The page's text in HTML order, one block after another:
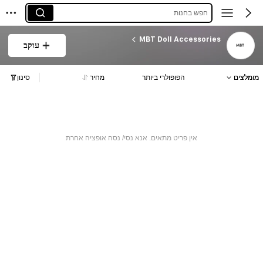
חפש בחנות
MBT Doll Accessories
עוקב
מומלצים הפופולרי ביותר מחיר סינון
אין פריט מתאים. אנא נסי/ נסה אופציה אחרת